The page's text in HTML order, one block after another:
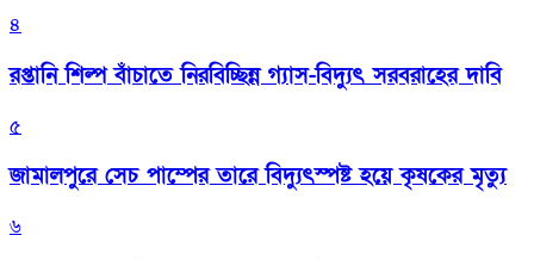
৪
রপ্তানি শিল্প বাঁচাতে নিরবিচ্ছিন্ন গ্যাস-বিদ্যুৎ সরবরাহের দাবি
৫
জামালপুরে সেচ পাম্পের তারে বিদ্যুৎস্পষ্ট হয়ে কৃষকের মৃত্যু
৬